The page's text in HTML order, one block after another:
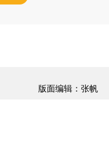
版面编辑：张帆